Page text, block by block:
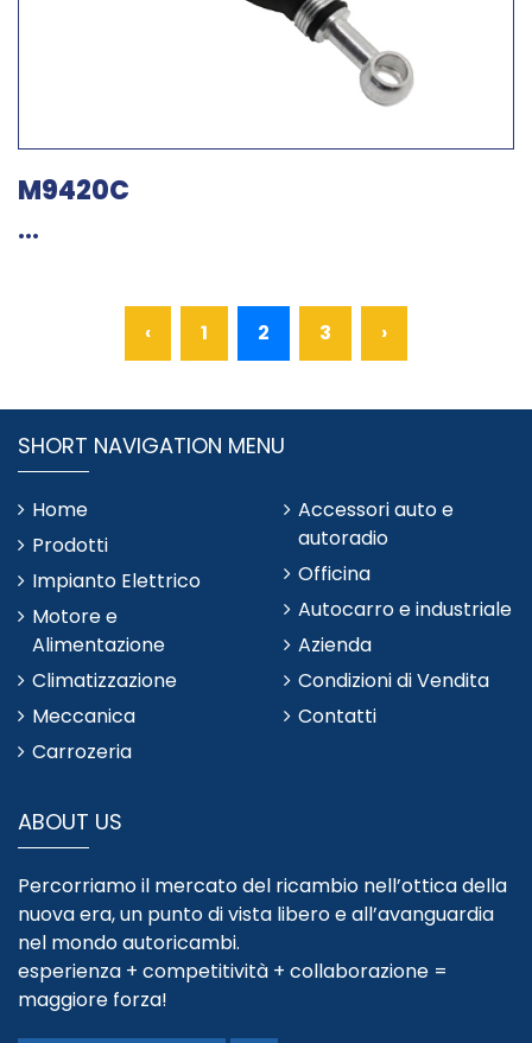
M9420C
...
‹ 1 2 3 ›
SHORT NAVIGATION MENU
Home
Prodotti
Impianto Elettrico
Motore e
Alimentazione
Climatizzazione
Meccanica
Carrozeria
Accessori auto e
autoradio
Officina
Autocarro e industriale
Azienda
Condizioni di Vendita
Contatti
ABOUT US
Percorriamo il mercato del ricambio nell’ottica della
nuova era, un punto di vista libero e all’avanguardia
nel mondo autoricambi.
esperienza + competitività + collaborazione =
maggiore forza!